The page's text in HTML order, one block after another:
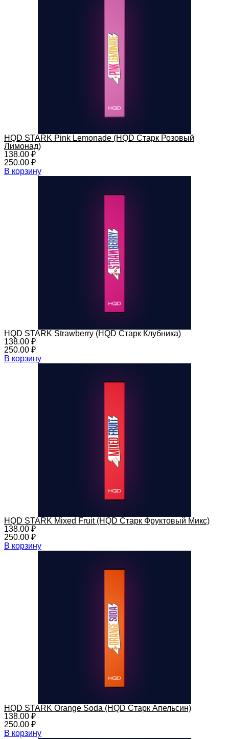
HQD STARK Pink Lemonade (HQD Старк Розовый
Лимонад)
138.00 ₽
250.00 ₽
В корзину
HQD STARK Strawberry (HQD Старк Клубника)
138.00 ₽
250.00 ₽
В корзину
HQD STARK Mixed Fruit (HQD Старк Фруктовый Микс)
138.00 ₽
250.00 ₽
В корзину
HQD STARK Orange Soda (HQD Старк Апельсин)
138.00 ₽
250.00 ₽
В корзину